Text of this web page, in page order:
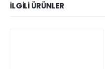
İLGILI ÜRÜNLER